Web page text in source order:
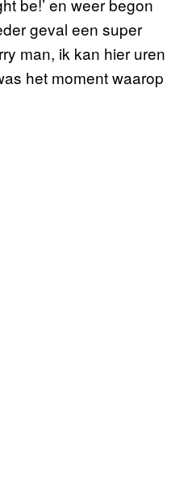
be!’ en weer begon
geval een super
man, ik kan hier uren
het moment waarop